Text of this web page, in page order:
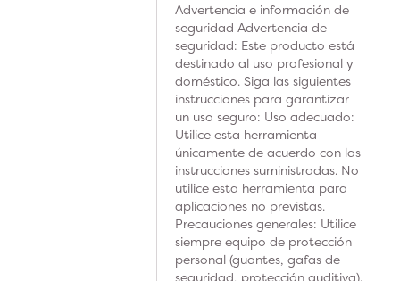
Advertencia e información de
seguridad Advertencia de
seguridad: Este producto está
destinado al uso profesional y
doméstico. Siga las siguientes
instrucciones para garantizar
un uso seguro: Uso adecuado:
Utilice esta herramienta
únicamente de acuerdo con las
instrucciones suministradas. No
utilice esta herramienta para
aplicaciones no previstas.
Precauciones generales: Utilice
siempre equipo de protección
personal (guantes, gafas de
seguridad, protección auditiva).